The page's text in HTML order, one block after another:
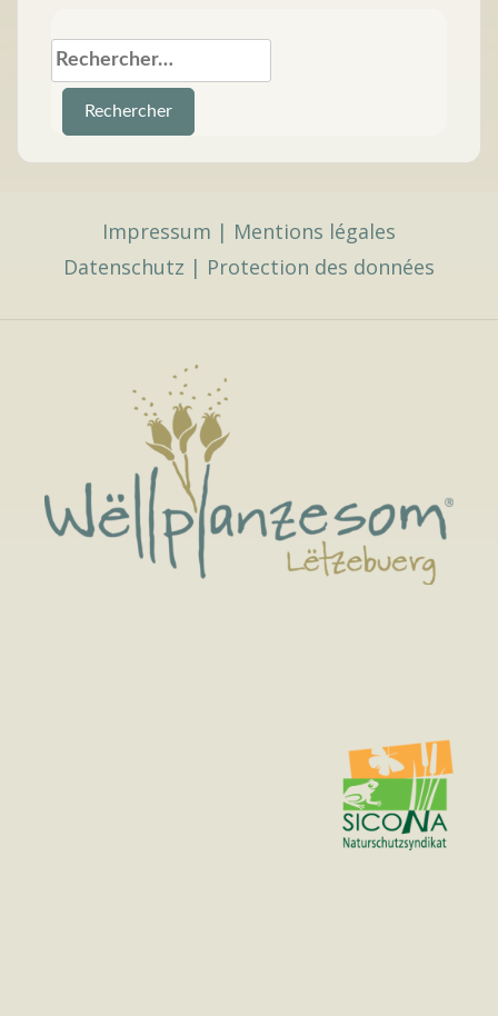
Rechercher :
Impressum | Mentions légales
Datenschutz | Protection des données